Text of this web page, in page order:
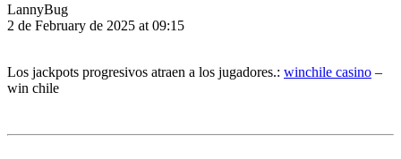
LannyBug
2 de February de 2025 at 09:15
Los jackpots progresivos atraen a los jugadores.: winchile casino –
win chile